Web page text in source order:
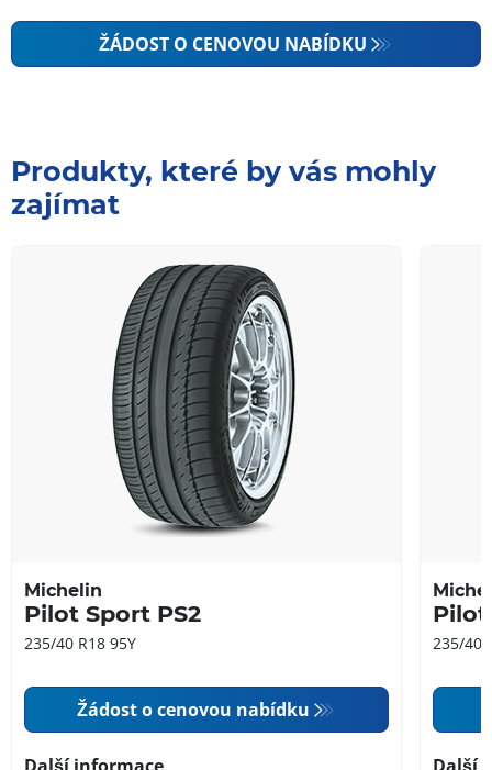
ŽÁDOST O CENOVOU NABÍDKU
Produkty, které by vás mohly
zajímat
Michelin
Pilot Sport PS2
235/40 R18 95Y
Žádost o cenovou nabídku
235/40